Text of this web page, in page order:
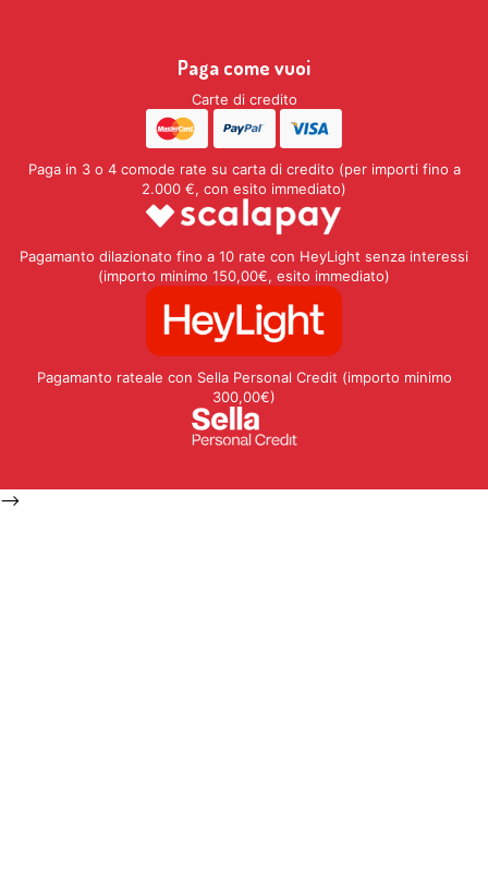
Paga come vuoi
Carte di credito
Paga in 3 o 4 comode rate su carta di credito (per importi fino a
2.000 €, con esito immediato)
Pagamanto dilazionato fino a 10 rate con HeyLight senza interessi
(importo minimo 150,00€, esito immediato)
Pagamanto rateale con Sella Personal Credit (importo minimo
300,00€)
-->